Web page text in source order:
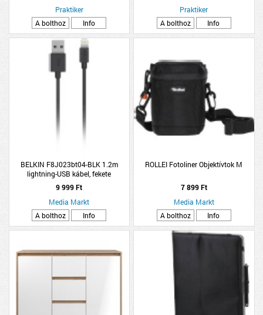
Praktiker
A bolthoz
Info
Praktiker
A bolthoz
Info
BELKIN F8J023bt04-BLK 1.2m
lightning-USB kábel, fekete
9 999 Ft
Media Markt
A bolthoz
Info
ROLLEI Fotoliner Objektívtok M
7 899 Ft
Media Markt
A bolthoz
Info